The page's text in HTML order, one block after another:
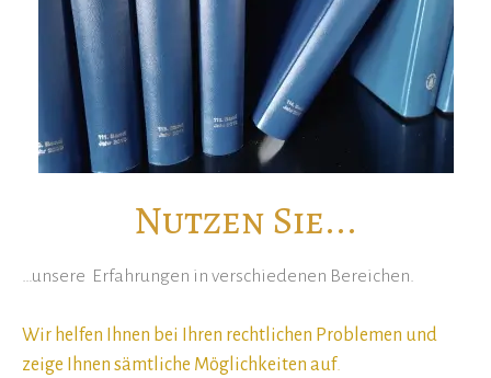
Nutzen Sie...
…unsere Erfahrungen in verschiedenen Bereichen.
Wir helfen Ihnen bei Ihren rechtlichen Problemen und
zeige Ihnen sämtliche Möglichkeiten auf.